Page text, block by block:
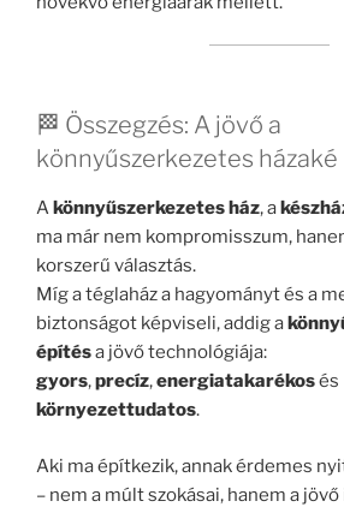
🏁 Összegzés: A jövő a
könnyűszerkezetes házaké
A könnyűszerkezetes ház, a
ma már nem kompromisszum,
korszerű választás.
Míg a téglaház a hagyományt és a
biztonságot képviseli, addig a
építésa jövő technológiája:
gyors,precíz,energiatakarékosés
környezettudatos.
Aki ma építkezik, annak érdemes
– nem a múlt szokásai, hanem a